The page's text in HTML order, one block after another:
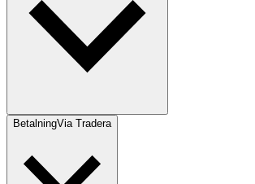
BetalningVia Tradera